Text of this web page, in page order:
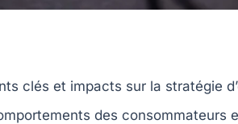
clés et impacts sur la stratégie
des consommateurs